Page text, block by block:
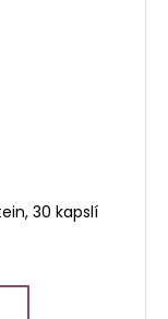
30 kapslí